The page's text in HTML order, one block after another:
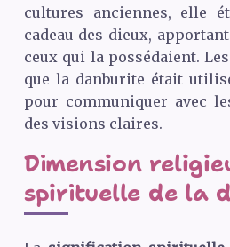
cultures anciennes, elle
cadeau des dieux,
ceux qui la possédaient.
que la danburite était
pour communiquer avec
des visions claires.
Dimension
spirituelle de la